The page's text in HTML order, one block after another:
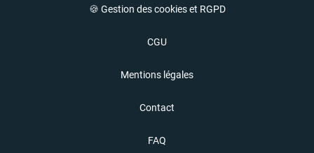
🍪 Gestion des cookies et RGPD
CGU
Mentions légales
Contact
FAQ